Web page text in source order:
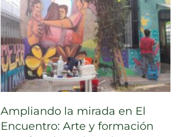
Ampliando la mirada en El
Encuentro: Arte y formación